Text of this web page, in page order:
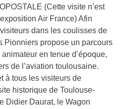
(Cette visite n’est
Air France) Afin
dans les coulisses de
Pionniers propose un parcours
en tenue d’époque,
de l’aviation toulousaine.
à tous les visiteurs de
historique de Toulouse-
Didier Daurat, le Wagon